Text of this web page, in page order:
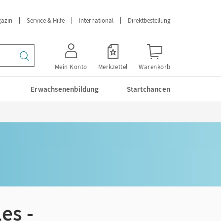
Service & Hilfe International Direktbestellung
Mein Konto Merkzettel Warenkorb
Erwachsenenbildung Startchancen
-